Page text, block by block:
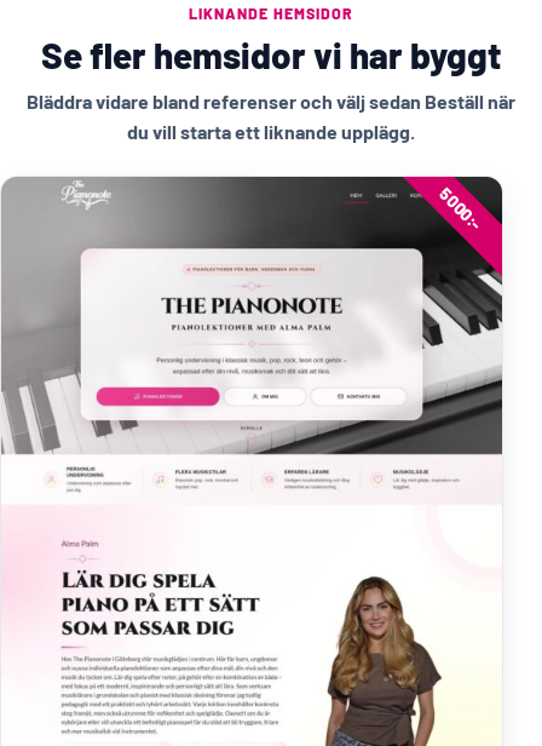
LIKNANDE HEMSIDOR
Se fler hemsidor vi har byggt
Bläddra vidare bland referenser och välj sedan Beställ när
du vill starta ett liknande upplägg.
5000:-